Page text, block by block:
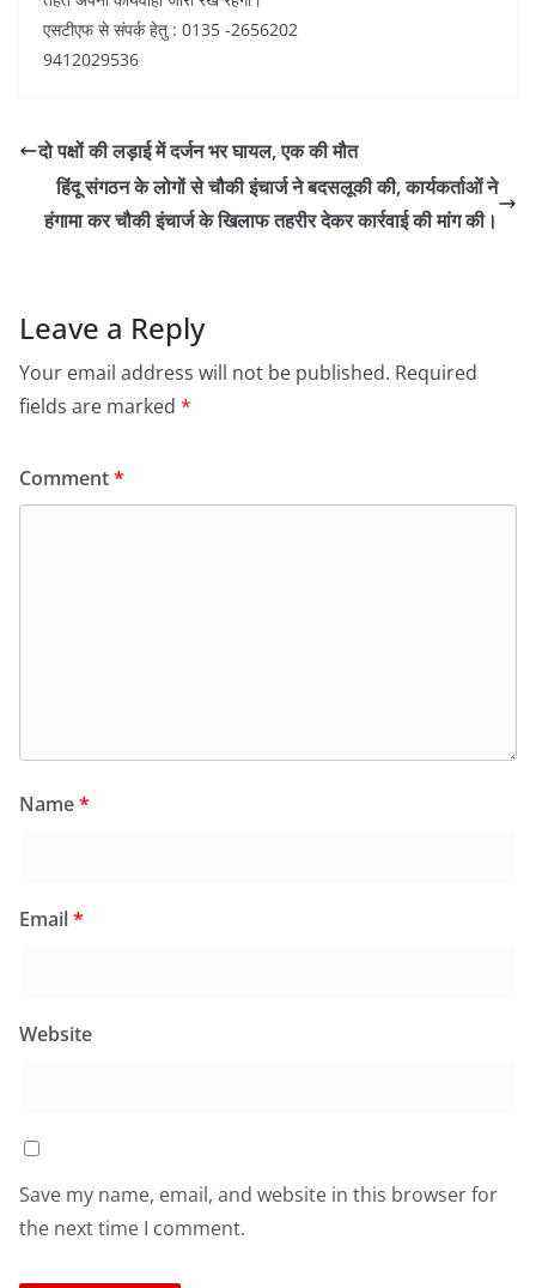
एसटीएफ से संपर्क हेतु : 0135 -2656202
9412029536
दो पक्षों की लड़ाई में दर्जन भर घायल, एक की मौत
हिंदू संगठन के लोगों से चौकी इंचार्ज ने बदसलूकी की, कार्यकर्ताओं ने
हंगामा कर चौकी इंचार्ज के खिलाफ तहरीर देकर कार्रवाई की मांग की।
Leave a Reply
Your email address will not be published. Required
fields are marked *
Comment*
Name*
Email*
Website
Save my name, email, and website in this browser for
the next time I comment.